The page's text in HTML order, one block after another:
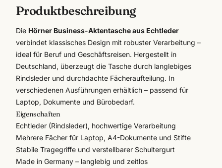
Produktbeschreibung
Die Hörner Business-Aktentasche aus Echtleder
verbindet klassisches Design mit robuster Verarbeitung –
ideal für Beruf und Geschäftsreisen. Hergestellt in
Deutschland, überzeugt die Tasche durch langlebiges
Rindsleder und durchdachte Fächeraufteilung. In
verschiedenen Ausführungen erhältlich – passend für
Laptop, Dokumente und Bürobedarf.
Eigenschaften
Echtleder (Rindsleder), hochwertige Verarbeitung
Mehrere Fächer für Laptop, A4-Dokumente und Stifte
Stabile Tragegriffe und verstellbarer Schultergurt
Made in Germany – langlebig und zeitlos